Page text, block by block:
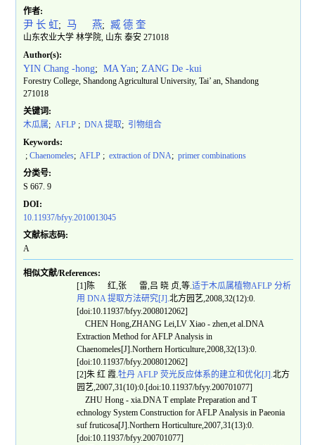
作者:
尹 长 虹; 马 燕; 臧 德 奎
山东农业大学 林学院, 山东 泰安 271018
Author(s):
YIN Chang -hong; MA Yan;ZANG De -kui
Forestry College, Shandong Agricultural University, Tai’ an, Shandong
271018
关键词:
木瓜属; AFLP ; DNA 提取; 引物组合
Keywords:
;Chaenomeles; AFLP ; extraction of DNA; primer combinations
分类号:
S 667. 9
DOI:
10.11937/bfyy.2010013045
文献标志码:
A
相似文献/References:
[1]陈 红,张 雷,吕 晓 贞,等.适于木瓜属植物AFLP 分析
用 DNA 提取方法研究[J].北方园艺,2008,32(12):0.
[doi:10.11937/bfyy.2008012062]
CHEN Hong,ZHANG Lei,LV Xiao - zhen,et al.DNA
Extraction Method for AFLP Analysis in
Chaenomeles[J].Northern Horticulture,2008,32(13):0.
[doi:10.11937/bfyy.2008012062]
[2]朱 红 霞.牡丹 AFLP 荧光反应体系的建立和优化[J].北方
园艺,2007,31(10):0.[doi:10.11937/bfyy.200701077]
ZHU Hong - xia.DNA T emplate Preparation and T
echnology System Construction for AFLP Analysis in Paeonia
suf fruticosa[J].Northern Horticulture,2007,31(13):0.
[doi:10.11937/bfyy.200701077]